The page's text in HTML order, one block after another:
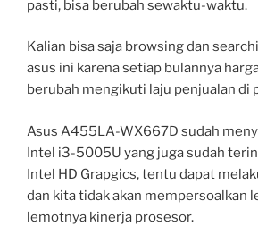
pasti, bisa berubah sewaktu-waktu.
Kalian bisa saja browsing dan
asus ini karena setiap bulannya
berubah mengikuti laju penjualan di
Asus A455LA-WX667D sudah
Intel i3-5005U yang juga sudah
Intel HD Grapgics, tentu dapat
dan kita tidak akan mempersoalkan
lemotnya kinerja prosesor.